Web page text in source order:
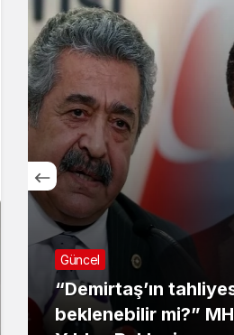
Güncel
“Demirtaş’ın
beklenebilir mi?”